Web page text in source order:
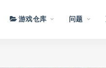
游戏仓库 问题